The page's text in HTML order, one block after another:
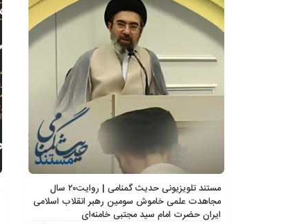
مستند تلویزیونی حدیث گمنامی | روایت۲۰ سال
مجاهدت علمی خاموش سومین رهبر انقلاب اسلامی
ایران حضرت امام سید مجتبی خامنه‌ای